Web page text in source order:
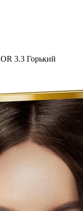
3.3 Горький